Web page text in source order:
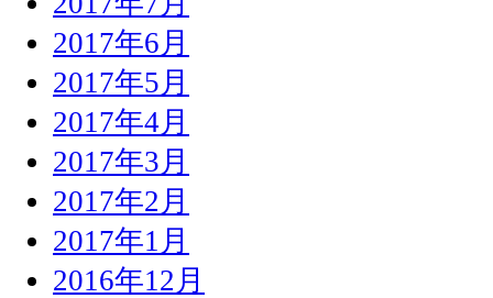
2017年6月
2017年5月
2017年4月
2017年3月
2017年2月
2017年1月
2016年12月